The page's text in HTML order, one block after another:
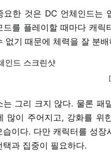
요한 것은 DC 언체인드는
드를 플레이할 때마다 캐
없기 때문에 체력을 잘 분
는 그리 크지 않다. 물론 패
많이 주어지고, 강화를 위
습이다. 다만 캐릭터를 성
택과 집중이 필요하다.